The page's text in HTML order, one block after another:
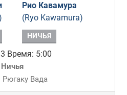
Рио Кавамура
(Ryo Kawamura)
НИЧЬЯ
Время: 5:00
Ничья
Рюгаку Вада